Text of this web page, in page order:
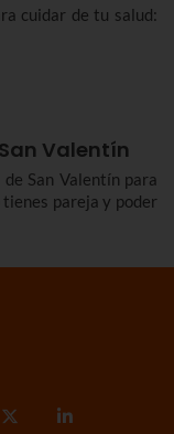
cuidar de tu salud:
Valentín
San Valentín para
pareja y poder